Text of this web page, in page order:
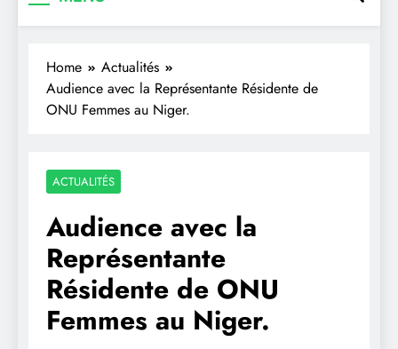
Home
Actualités
Audience avec la Représentante Résidente de
ONU Femmes au Niger.
ACTUALITÉS
Audience avec la
Représentante
Résidente de ONU
Femmes au Niger.